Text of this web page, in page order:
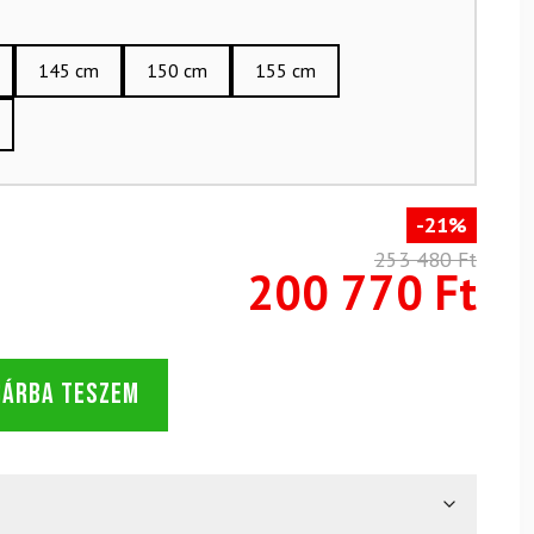
145 cm 150 cm 155 cm
-21%
253 480 Ft
200 770 Ft
TESZEM